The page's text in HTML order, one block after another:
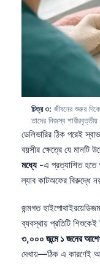
চিত্র ৩: জীবনের শুরুর
তাদের নিজস্ব
ডেলিভারির ঠিক পরেই
বয়সীর ক্ষেত্রে যে মানটি
মধ্যে-এ প্রত্যাশিত হতে
ল্যাব কাটঅফের বিরুদ্ধে
জন্মগত
ব্যবস্থায় প্রতিটি শিশুকেই
৩,০০০ জন্মে ১ জনের
দেখায়—ঠিক এ কারণেই